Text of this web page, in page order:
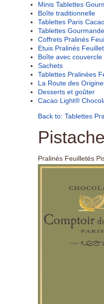
Minis Tablettes
Boîte traditionnelle
Tablettes Paris
Tablettes
Coffrets Pralinés
Etuis Pralinés
Boîte avec couvercle
Sachets
Tablettes Pralinées
La Route des
Desserts et goûter
Cacao Light®
Back to: Tablettes
Pralinés Feuilletés